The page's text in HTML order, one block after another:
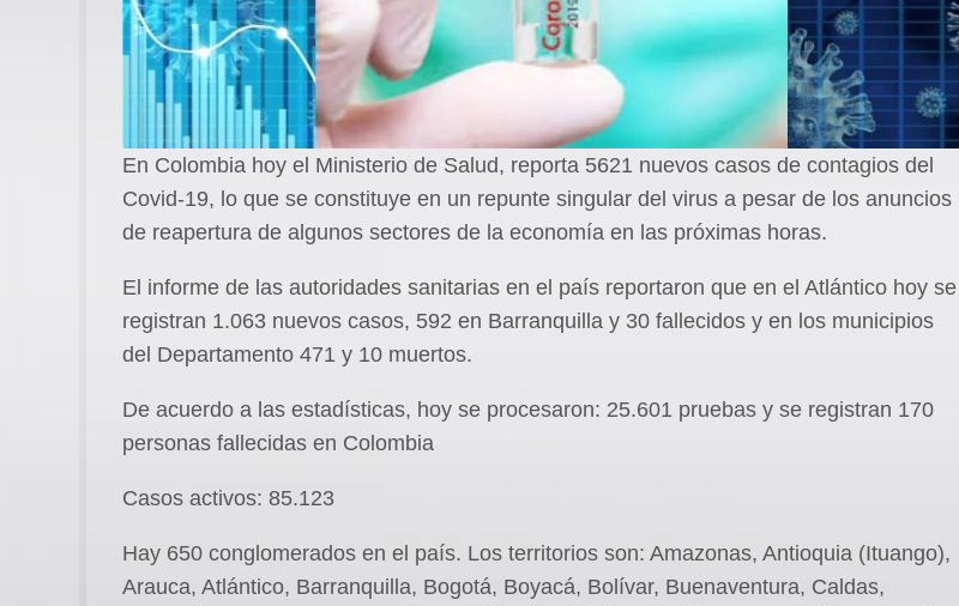
En Colombia hoy el Ministerio de Salud, reporta 5621 nuevos casos de contagios del
Covid-19, lo que se constituye en un repunte singular del virus a pesar de los anuncios
de reapertura de algunos sectores de la economía en las próximas horas.
El informe de las autoridades sanitarias en el país reportaron que en el Atlántico hoy se
registran 1.063 nuevos casos, 592 en Barranquilla y 30 fallecidos y en los municipios
del Departamento 471 y 10 muertos.
De acuerdo a las estadísticas, hoy se procesaron: 25.601 pruebas y se registran 170
personas fallecidas en Colombia
Casos activos: 85.123
Hay 650 conglomerados en el país. Los territorios son: Amazonas, Antioquia (Ituango),
Arauca, Atlántico, Barranquilla, Bogotá, Boyacá, Bolívar, Buenaventura, Caldas,